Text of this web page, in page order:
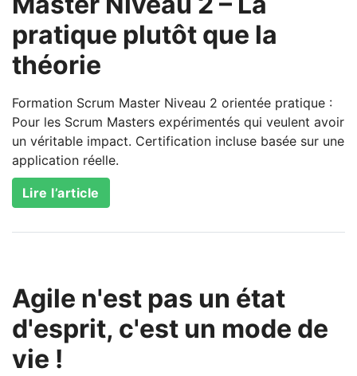
pratique plutôt que la
théorie
Formation Scrum Master Niveau 2 orientée pratique :
Pour les Scrum Masters expérimentés qui veulent avoir
un véritable impact. Certification incluse basée sur une
application réelle.
Lire l’article
Agile n'est pas un état
d'esprit, c'est un mode de
vie !